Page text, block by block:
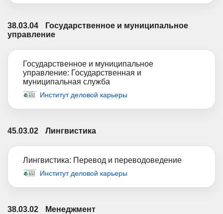
38.03.04
Государственное и муниципальное
управление
Государственное и муниципальное
управление: Государственная и
муниципальная служба
Институт деловой карьеры
45.03.02 Лингвистика
Лингвистика: Перевод и переводоведение
Институт деловой карьеры
38.03.02 Менеджмент